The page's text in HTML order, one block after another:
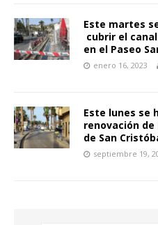
Este martes
cubrir el
en el Paseo
enero 16, 2023
Este lunes se
renovación
de San
septiembre 19,